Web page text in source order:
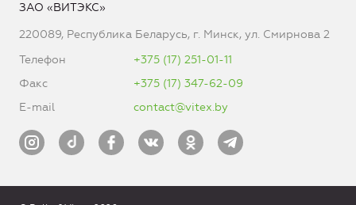
ЗАО «ВИТЭКС»
220089, Республика Беларусь, г. Минск, ул. Смирнова 2
Телефон
+375 (17) 251-01-11
Факс
+375 (17) 347-62-09
E-mail
contact@vitex.by